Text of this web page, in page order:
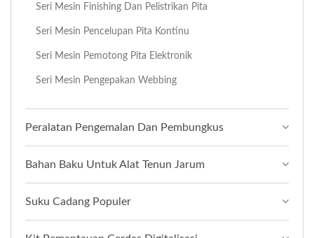
Seri Mesin Finishing Dan Pelistrikan Pita
Seri Mesin Pencelupan Pita Kontinu
Seri Mesin Pemotong Pita Elektronik
Seri Mesin Pengepakan Webbing
Peralatan Pengemalan Dan Pembungkus
Bahan Baku Untuk Alat Tenun Jarum
Suku Cadang Populer